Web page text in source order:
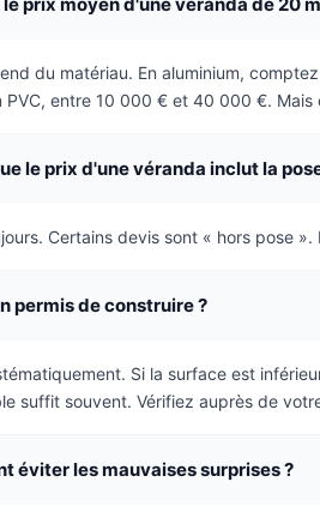
du matériau. En aluminium,
PVC, entre 10 000 € et 40 000 €.
le prix d'une véranda inclut la
Certains devis sont « hors pose
permis de construire ?
Si la surface est
suffit souvent. Vérifiez auprès de
éviter les mauvaises surprises ?